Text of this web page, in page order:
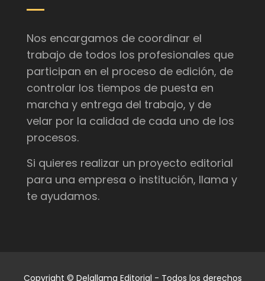
Nos encargamos de coordinar el
trabajo de todos los profesionales que
participan en el proceso de edición, de
controlar los tiempos de puesta en
marcha y entrega del trabajo, y de
velar por la calidad de cada uno de los
procesos.
Si quieres realizar un proyecto editorial
para una empresa o institución, llama y
te ayudamos.
Copyright © Delallama Editorial - Todos los derechos